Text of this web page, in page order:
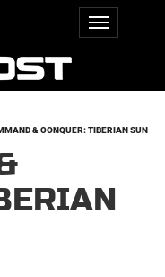
& CONQUER: TIBERIAN SUN